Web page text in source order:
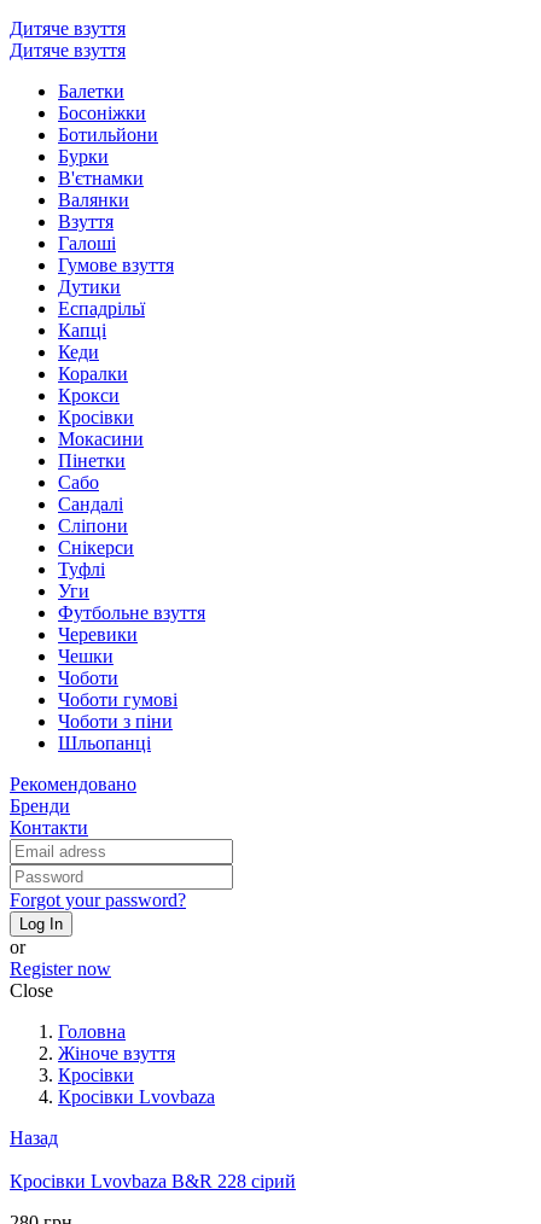
Дитяче взуття
Дитяче взуття
Балетки
Босоніжки
Ботильйони
Бурки
В'єтнамки
Валянки
Взуття
Галоші
Гумове взуття
Дутики
Еспадрільї
Капці
Кеди
Коралки
Крокси
Кросівки
Мокасини
Пінетки
Сабо
Сандалі
Сліпони
Снікерси
Туфлі
Уги
Футбольне взуття
Черевики
Чешки
Чоботи
Чоботи гумові
Чоботи з піни
Шльопанці
Рекомендовано
Бренди
Контакти
Forgot your password?
Log In
or
Register now
Close
Головна
Жіноче взуття
Кросівки
Кросівки Lvovbaza
Назад
Кросівки Lvovbaza B&R 228 сірий